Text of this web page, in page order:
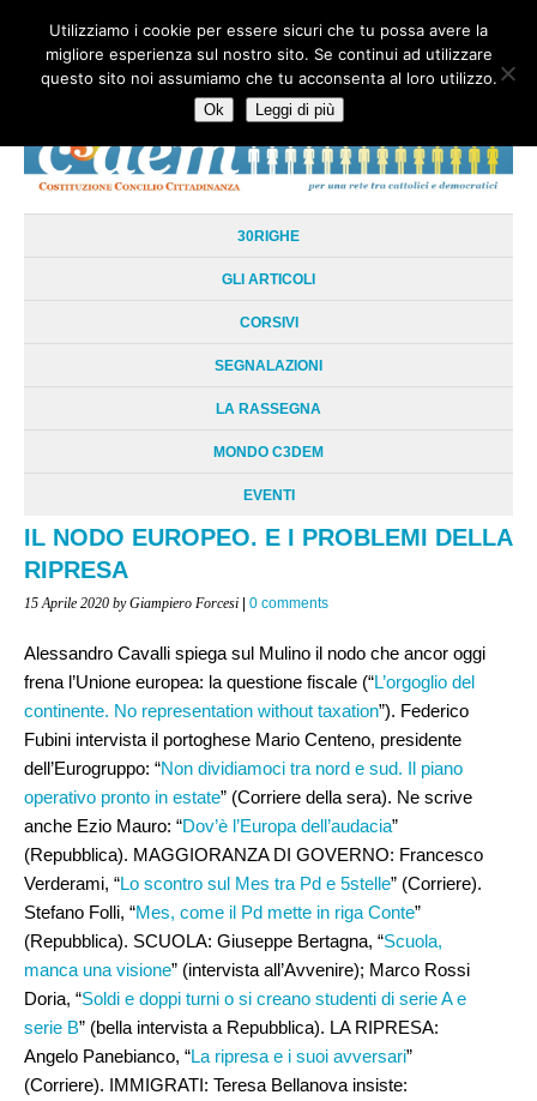
HOME CHI SIAMO LA RETE LE RADICI DOCUMENTAZIONE
AREE TEMATICHE
30RIGHE
GLI ARTICOLI
CORSIVI
SEGNALAZIONI
LA RASSEGNA
MONDO C3DEM
EVENTI
IL NODO EUROPEO. E I PROBLEMI DELLA
RIPRESA
15 Aprile 2020 by Giampiero Forcesi | 0 comments
Alessandro Cavalli spiega sul Mulino il nodo che ancor oggi
frena l’Unione europea: la questione fiscale (“L’orgoglio del
continente. No representation without taxation”). Federico
Fubini intervista il portoghese Mario Centeno, presidente
dell’Eurogruppo: “Non dividiamoci tra nord e sud. Il piano
operativo pronto in estate” (Corriere della sera). Ne scrive
anche Ezio Mauro: “Dov’è l’Europa dell’audacia”
(Repubblica). MAGGIORANZA DI GOVERNO: Francesco
Verderami, “Lo scontro sul Mes tra Pd e 5stelle” (Corriere).
Stefano Folli, “Mes, come il Pd mette in riga Conte”
(Repubblica). SCUOLA: Giuseppe Bertagna, “Scuola,
manca una visione” (intervista all’Avvenire); Marco Rossi
Doria, “Soldi e doppi turni o si creano studenti di serie A e
serie B” (bella intervista a Repubblica). LA RIPRESA:
Angelo Panebianco, “La ripresa e i suoi avversari”
(Corriere). IMMIGRATI: Teresa Bellanova insiste:
Utilizziamo i cookie per essere sicuri che tu possa avere la
migliore esperienza sul nostro sito. Se continui ad utilizzare
questo sito noi assumiamo che tu acconsenta al loro utilizzo.
Ok Leggi di più